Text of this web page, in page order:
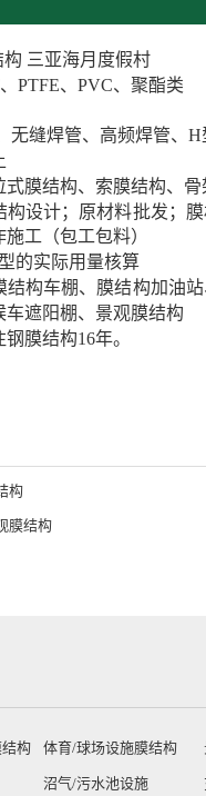
构 三亚海月度假村
PTFE、PVC、聚酯类
无缝焊管、高频焊管、H
式膜结构、索膜结构、
构设计；原材料批发；
工（包工包料）
的实际用量核算
结构车棚、膜结构加油
车遮阳棚、景观膜结构
膜结构16年。
构
膜结构
构 体育/球场设施膜结构
沼气/污水池设施